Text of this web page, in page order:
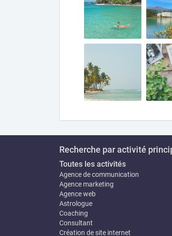
Recherche par activité
Toutes les activités
Agence de communication
Agence marketing
Agence web
Astrologue
Coaching
Consultant
Création de site internet